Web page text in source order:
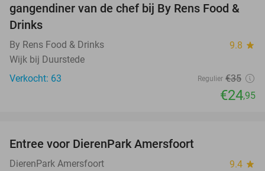
gangendiner van de chef bij By Rens Food &
Drinks
By Rens Food & Drinks 9.8 star
Wijk bij Duurstede
Verkocht: 63
Regulier €35
€24,95
Entree voor DierenPark Amersfoort
DierenPark Amersfoort 9.4 star